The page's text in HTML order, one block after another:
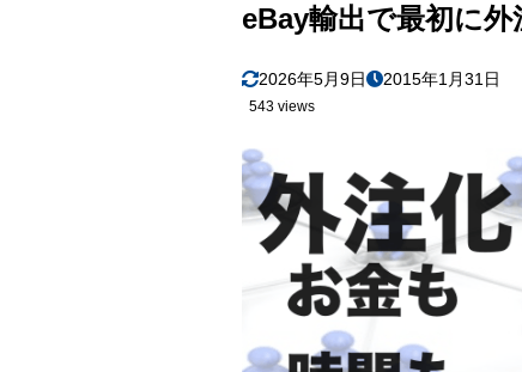
eBay輸出で最初に外
2026年5月9日 2015年1月31日
543 views